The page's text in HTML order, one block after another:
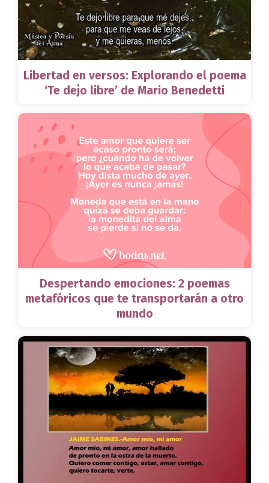
Libertad en versos: Explorando el poema
‘Te dejo libre’ de Mario Benedetti
Despertando emociones: 2 poemas
metafóricos que te transportarán a otro
mundo